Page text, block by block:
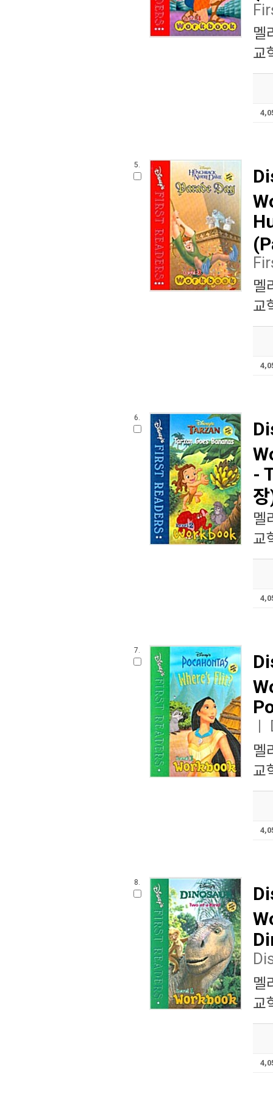
멜
교
5.
멜
교
6.
-
멜
교
7.
멜
교
8.
멜
교